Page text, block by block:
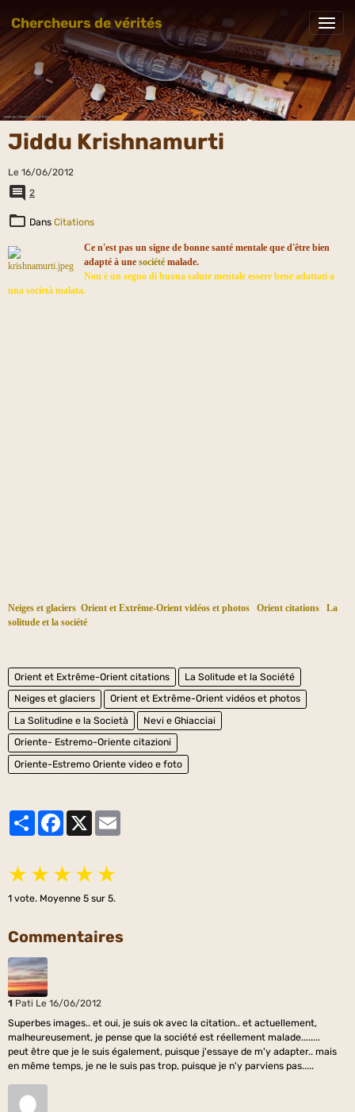
Chercheurs de vérités
Jiddu Krishnamurti
Le 16/06/2012
2
Dans Citations
Ce n'est pas un signe de bonne santé mentale que d'être bien
adapté à une société malade.
Non è un segno di buona salute mentale essere bene adattati a
una società malata.
Neiges et glaciers Orient et Extrême-Orient vidéos et photos Orient citations
La
solitude et la société
Orient et Extrême-Orient citations
La Solitude et la Société
Neiges et glaciers
Orient et Extrême-Orient vidéos et photos
La Solitudine e la Società
Nevi e Ghiacciai
Oriente- Estremo-Oriente citazioni
Oriente-Estremo Oriente video e foto
PartagerFacebook
★ ★ ★ ★ ★
1 vote. Moyenne 5 sur 5.
Commentaires
1 Pati Le 16/06/2012
Superbes images.. et oui, je suis ok avec la citation.. et actuellement,
malheureusement, je pense que la société est réellement malade........
peut être que je le suis également, puisque j'essaye de m'y adapter.. mais
en même temps, je ne le suis pas trop, puisque je n'y parviens pas.....